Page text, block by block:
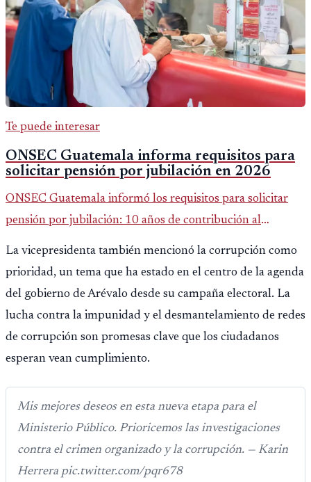
Te puede interesar
ONSEC Guatemala informa requisitos para
solicitar pensión por jubilación en 2026
ONSEC Guatemala informó los requisitos para solicitar
pensión por jubilación: 10 años de contribución al
Montepío y 50 años de edad, o 20 años de servicio sin
importar edad.
La vicepresidenta también mencionó la corrupción como
prioridad, un tema que ha estado en el centro de la agenda
del gobierno de Arévalo desde su campaña electoral. La
lucha contra la impunidad y el desmantelamiento de redes
de corrupción son promesas clave que los ciudadanos
esperan vean cumplimiento.
Mis mejores deseos en esta nueva etapa para el
Ministerio Público. Prioricemos las investigaciones
contra el crimen organizado y la corrupción. — Karin
Herrera pic.twitter.com/pqr678